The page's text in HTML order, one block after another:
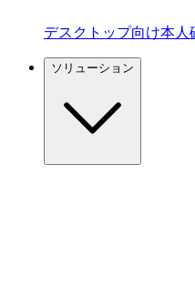
デスクトップ向け本人
ソリューション